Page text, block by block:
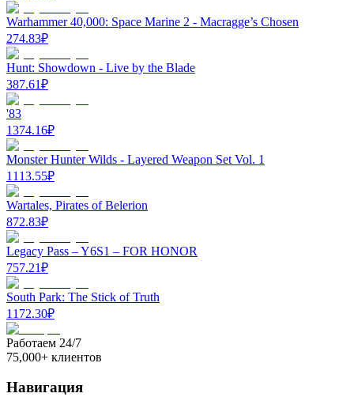
Warhammer 40,000: Space Marine 2 - Macragge’s Chosen
274.83₽
Hunt: Showdown - Live by the Blade
387.61₽
'83
1374.16₽
Monster Hunter Wilds - Layered Weapon Set Vol. 1
1113.55₽
Wartales, Pirates of Belerion
872.83₽
Legacy Pass – Y6S1 – FOR HONOR
757.21₽
South Park: The Stick of Truth
1172.30₽
Работаем 24/7
75,000+ клиентов
Навигация